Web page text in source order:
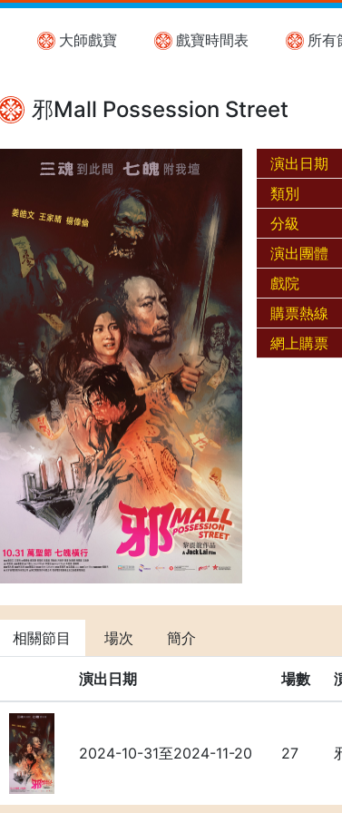
大師戲寶 戲寶時間表 所有
邪Mall Possession Street
演出日期
類別
分級
演出團體
戲院
購票熱線
網上購票
相關節目 場次 簡介
演出日期 場數
2024-10-31至2024-11-20 27